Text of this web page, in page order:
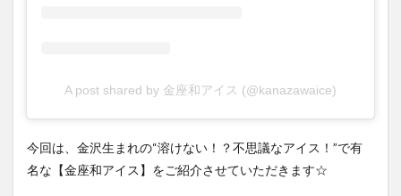
A post shared by 金座和アイス (@kanazawaice)
今回は、金沢生まれの“溶けない！？不思議なアイス！”で有
名な【金座和アイス】をご紹介させていただきます☆